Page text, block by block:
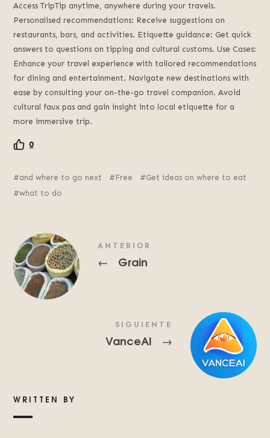
Access TripTip anytime, anywhere during your travels.
Personalised recommendations: Receive suggestions on
restaurants, bars, and activities. Etiquette guidance: Get quick
answers to questions on tipping and cultural customs. Use Cases:
Enhance your travel experience with tailored recommendations
for dining and entertainment. Navigate new destinations with
ease by consulting your on-the-go travel companion. Avoid
cultural faux pas and gain insight into local etiquette for a
more immersive trip.
0
and where to go next Free
Get ideas on where to eat
what to do
ANTERIOR
← Grain
SIGUIENTE
VanceAI →
WRITTEN BY